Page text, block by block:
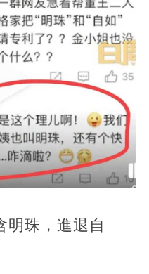
明珠，進退自